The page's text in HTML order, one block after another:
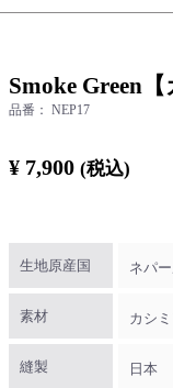
Smoke Green
品番： NEP17
¥ 7,900 (税込)
生地原産国 ネパ
素材 カシ
縫製 日本